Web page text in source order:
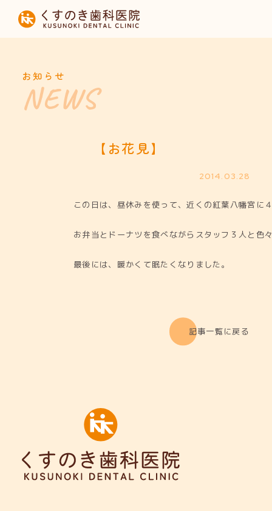
HOME
診療内容
お知らせ
【お花見】
2014.03.28
この日は、昼休みを使って、近くの紅葉八幡宮に
お弁当とドーナツを食べながらスタッフ３人と色
最後には、暖かくて眠たくなりました。
記事一覧に戻る